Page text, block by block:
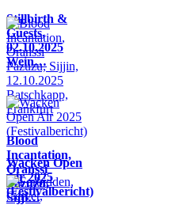
Stillbirth &
Guests,
02.10.2025
Wein…
Blood
Incantation,
Oranssi
Pazuzu,
Sijji…
Wacken Open
Air 2025
(Festivalbericht)